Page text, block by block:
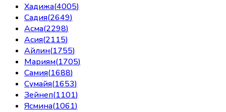
Хадижа(4005)
Садия(2649)
Асма(2298)
Асия(2115)
Айлин(1755)
Мариям(1705)
Самия(1688)
Сумайя(1653)
Зейнеп(1101)
Ясмина(1061)